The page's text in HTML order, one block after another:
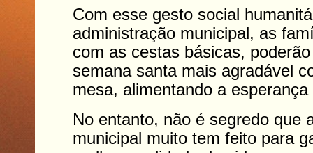
Com esse gesto social
administração municipal, as
com as cestas básicas,
semana santa mais agradável
mesa, alimentando a
No entanto, não é segredo que
municipal muito tem feito para